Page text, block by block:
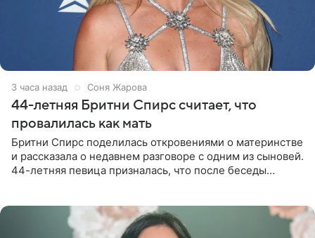
3 часа назад Соня Жарова
44-летняя Бритни Спирс считает, что
провалилась как мать
Бритни Спирс поделилась откровениями о материнстве
и рассказала о недавнем разговоре с одним из сыновей.
44-летняя певица призналась, что после беседы